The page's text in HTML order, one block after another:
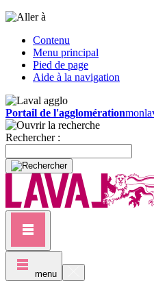
Contenu
Menu principal
Pied de page
Aide à la navigation
Portail de l'agglomération
Rechercher :
menu